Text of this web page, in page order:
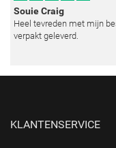
Souie Craig
Heel tevreden met mijn
verpakt geleverd.
KLANTENSERVICE